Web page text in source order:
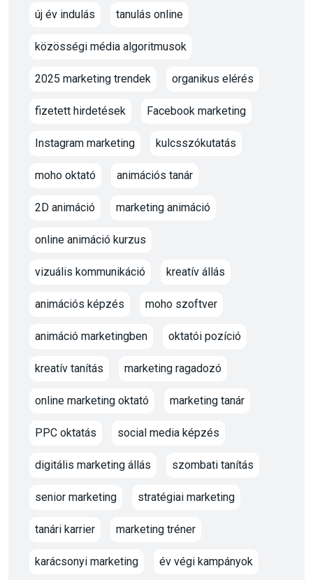
új év indulás tanulás online
közösségi média algoritmusok
2025 marketing trendek organikus elérés
fizetett hirdetések Facebook marketing
Instagram marketing kulcsszókutatás
moho oktató animációs tanár
2D animáció marketing animáció
online animáció kurzus
vizuális kommunikáció kreatív állás
animációs képzés moho szoftver
animáció marketingben oktatói pozíció
kreatív tanítás marketing ragadozó
online marketing oktató marketing tanár
PPC oktatás social media képzés
digitális marketing állás szombati tanítás
senior marketing stratégiai marketing
tanári karrier marketing tréner
karácsonyi marketing év végi kampányok